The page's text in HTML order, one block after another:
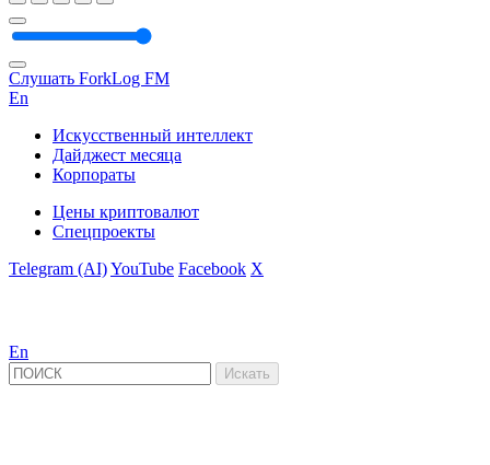
Слушать ForkLog FM
En
Искусственный интеллект
Дайджест месяца
Корпораты
Цены криптовалют
Спецпроекты
Telegram (AI)YouTube Facebook X
En